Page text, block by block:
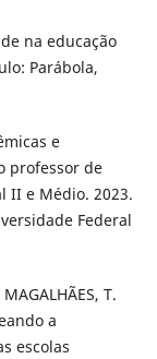
na educação
Parábola,
e
professor de
II e Médio. 2023.
Federal
T.
a
escolas